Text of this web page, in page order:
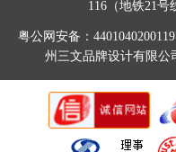
116（地铁21号
粤公网安备：
州三文品牌设计有限公